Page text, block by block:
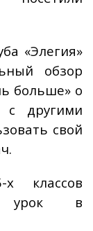
«Элегия»
обзор
больше» о
с другими
свой
классов
урок в